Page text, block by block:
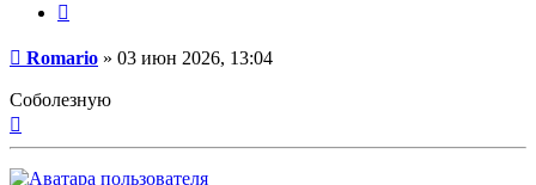
Сообщение
Romario » 03 июн 2026, 13:04
Соболезную